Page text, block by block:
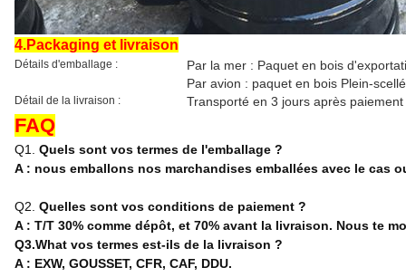
4.Packaging et livraison
Détails d'emballage :
Par la mer : Paquet en bois
Par avion : paquet en bois Plein-
Détail de la livraison : Transporté en 3 jours après paiement
FAQ
Q1. Quels sont vos termes de l'emballage ?
A : nous emballons nos marchandises emballées avec le cas
Q2. Quelles sont vos conditions de paiement ?
A : T/T 30% comme dépôt, et 70% avant la livraison. Nous te
Q3.What vos termes est-ils de la livraison ?
A : EXW, GOUSSET, CFR, CAF, DDU.